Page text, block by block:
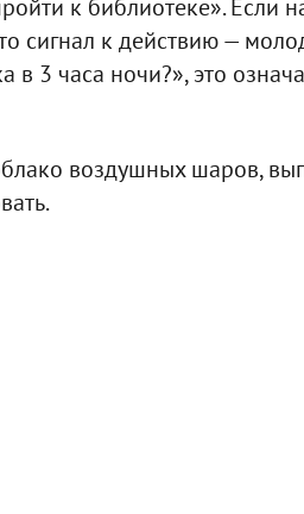
к библиотеке». Если
сигнал к действию —
в 3 часа ночи?», это
воздушных шаров,